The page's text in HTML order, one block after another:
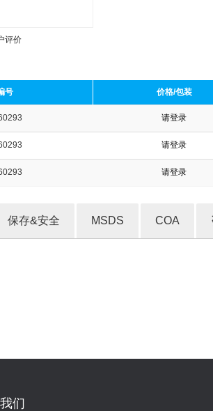
评价
产品
号 价格/包装
请登录
请登录
请登录
保存&安全 MSDS COA
们